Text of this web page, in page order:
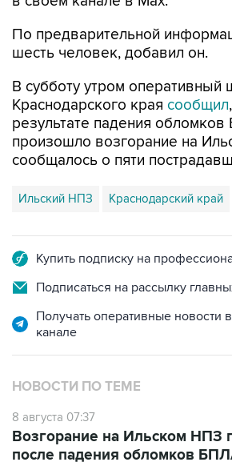
В субботу утром оперативный
результате падения обломков
произошло возгорание на
сообщалось о пяти
Ильский НПЗ Краснодарский край
Подписаться на рассылку
Получать оперативные новости
НОВОСТИ ПО ТЕМЕ
8 августа 07:37
после падения обломков БПЛА